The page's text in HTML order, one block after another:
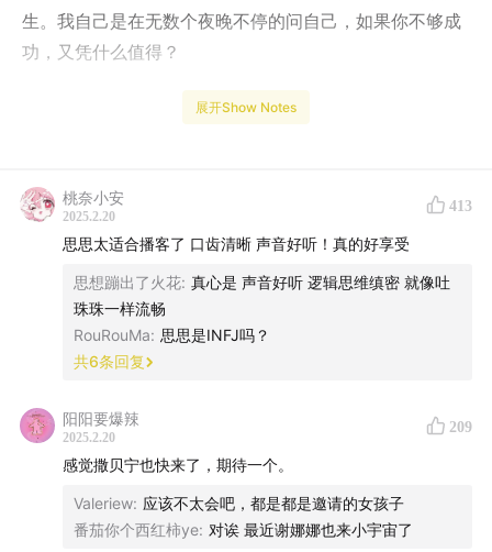
生。我自己是在无数个夜晚不停的问自己，如果你不够成
功，又凭什么值得？
但是呢，你会发现，时间真的是一剂良药，一边怀疑自己
一天，它就是那么毫无痕迹的过去了。最后轻描淡写的跟
自己说一句没关系，可能这就是所谓历练，无数次历练
后，你会感觉自己越来越值得。
今天，我们非常荣幸地邀请到了李思思，和巴黎欧莱雅一
起，听她讲述自己的故事，或许，你也能从中找到属于自
己的答案。
愿你放下过去的包袱，将历练化为盔甲，成为更强大的自
期待大家在评论区留言分享自己的值得故事，我们会在评
论区挑选具有代表性的经历在欧莱雅官方平台分享给更多
展开Show Notes
桃奈小安
2025.2.20
413
思思太适合播客了 口齿清晰 声音好听！真的好享受
思想蹦出了火花: 真心是 声音好听 逻辑思维缜密 就像吐
珠珠一样流畅
RouRouMa: 思思是INFJ吗？
共6条回复
阳阳要爆辣
2025.2.20
209
感觉撒贝宁也快来了，期待一个。
Valeriew: 应该不太会吧，都是都是邀请的女孩子
番茄你个西红柿ye: 对诶 最近谢娜娜也来小宇宙了